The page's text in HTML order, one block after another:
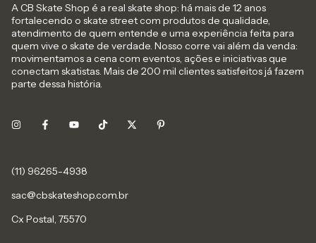
A CB Skate Shop é a real skate shop: há mais de 12 anos
fortalecendo o skate street com produtos de qualidade,
atendimento de quem entende e uma experiência feita para
quem vive o skate de verdade. Nosso corre vai além da venda:
movimentamos a cena com eventos, ações e iniciativas que
conectam skatistas. Mais de 200 mil clientes satisfeitos já fazem
parte dessa história.
sac@cbskateshop.com.br
Cx Postal, 75570